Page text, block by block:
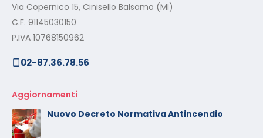
Via Copernico 15, Cinisello Balsamo (MI)
C.F. 91145030150
P.IVA 10768150962
02-87.36.78.56
Aggiornamenti
Nuovo Decreto Normativa Antincendio